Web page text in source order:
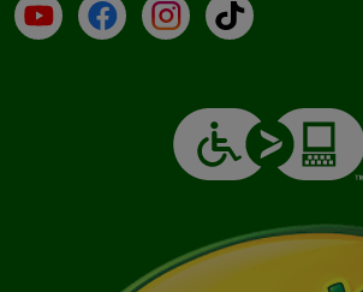
YouTube (en inglés)
Facebook (en inglés)
Instagram (en inglés)
TikTok